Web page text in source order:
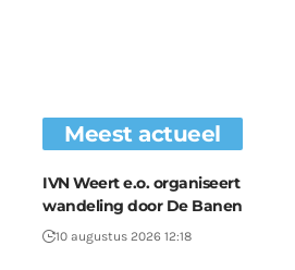
Meest actueel
IVN Weert e.o. organiseert
wandeling door De Banen
10 augustus 2026 12:18